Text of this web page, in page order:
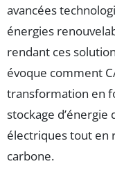
avancées
énergies
rendant ces
évoque comment
transformation en
stockage
électriques tout en
carbone.